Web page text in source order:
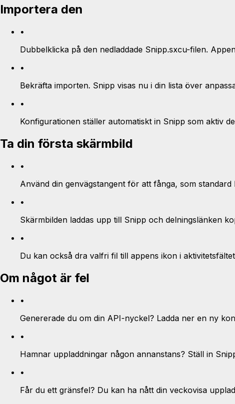
Importera den
•
Dubbelklicka på den nedladdade Snipp.sxcu-filen.
•
Bekräfta importen. Snipp visas nu i din lista över
•
Konfigurationen ställer automatiskt in Snipp som aktiv
Ta din första skärmbild
•
Använd din genvägstangent för att fånga, som
•
Skärmbilden laddas upp till Snipp och delningslänken
•
Du kan också dra valfri fil till appens ikon i
Om något är fel
•
Genererade du om din API-nyckel? Ladda ner en ny
•
Hamnar uppladdningar någon annanstans? Ställ in
•
Får du ett gränsfel? Du kan ha nått din veckovisa